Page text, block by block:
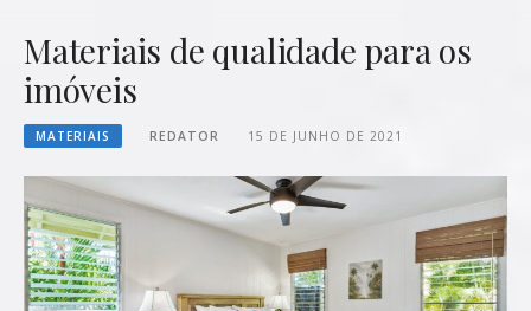
Materiais de qualidade para os
imóveis
MATERIAIS REDATOR 15 DE JUNHO DE 2021